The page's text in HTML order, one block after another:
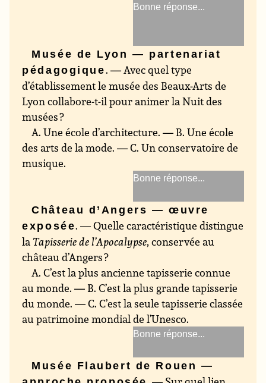
Médiateurs culturels
Musée de Lyon — partenariat
pédagogique. — Avec quel type
d’établissement le musée des Beaux-Arts de
Lyon collabore-t-il pour animer la Nuit des
musées ?
A. Une école d’architecture. — B. Une école
des arts de la mode. — C. Un conservatoire de
musique.
Une école des arts de la
Château d’Angers — œuvre
exposée. — Quelle caractéristique distingue
la Tapisserie de l’Apocalypse, conservée au
château d’Angers ?
A. C’est la plus ancienne tapisserie connue
au monde. — B. C’est la plus grande tapisserie
du monde. — C. C’est la seule tapisserie classée
au patrimoine mondial de l’Unesco.
C’est la plus grande
Musée Flaubert de Rouen —